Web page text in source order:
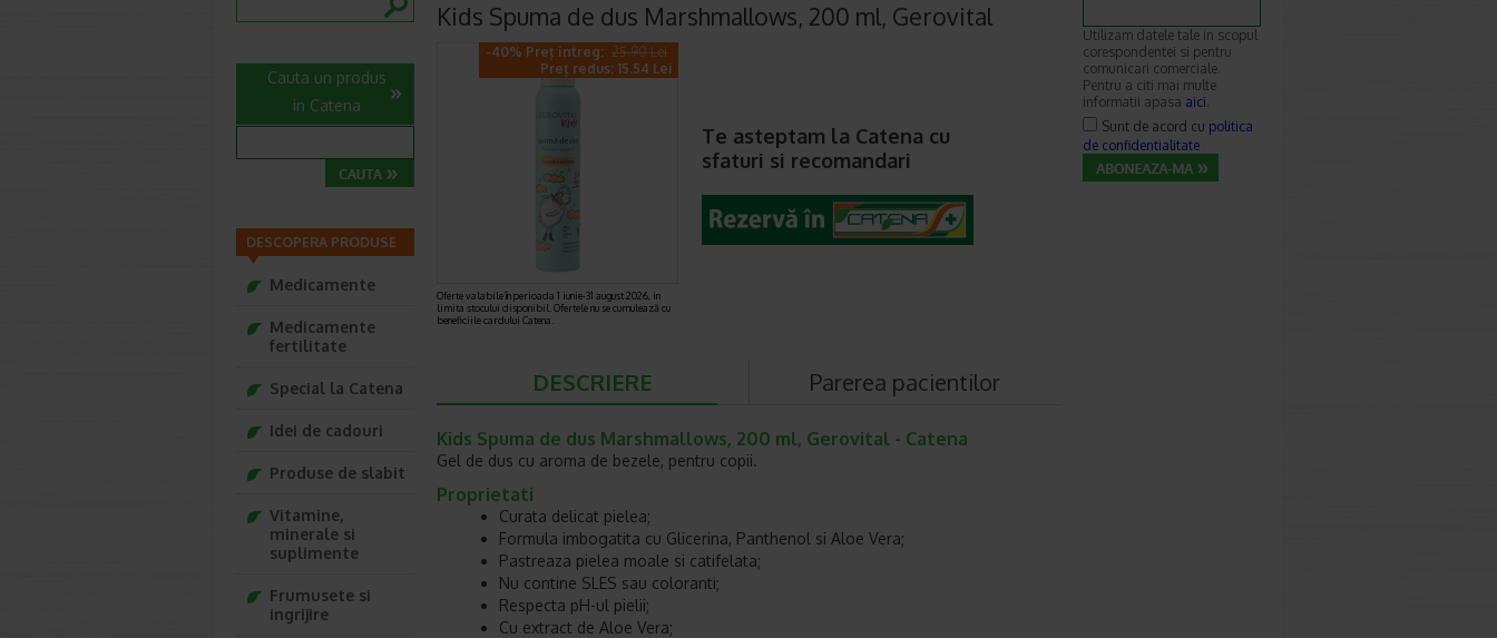
Kids Spuma de dus Marshmallows, 200 ml, Gerovital
-40% Preț întreg: 25.90 Lei
Preț redus: 15.54 Lei
Oferte valabile în perioada 1 iunie-31 august 2026, in
limita stocului disponibil. Ofertele nu se cumulează cu
beneficiile cardului Catena.
Te asteptam la Catena cu
sfaturi si recomandari
DESCRIERE Parerea pacientilor
Kids Spuma de dus Marshmallows, 200 ml, Gerovital - Catena
Gel de dus cu aroma de bezele, pentru copii.
Proprietati
Curata delicat pielea;
Formula imbogatita cu Glicerina, Panthenol si Aloe Vera;
Pastreaza pielea moale si catifelata;
Nu contine SLES sau coloranti;
Respecta pH-ul pielii;
Cu extract de Aloe Vera;
Cauta un produs
in Catena
DESCOPERA PRODUSE
Medicamente
Medicamente
fertilitate
Special la Catena
Idei de cadouri
Produse de slabit
Vitamine,
minerale si
suplimente
Frumusete si
ingrijire
Utilizam datele tale in scopul
corespondentei si pentru
comunicari comerciale.
Pentru a citi mai multe
informatii apasa aici.
Sunt de acord cu politica
de confidentialitate